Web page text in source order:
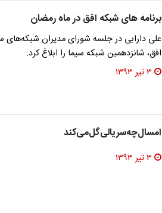
برنامه های شبکه افق در ماه رمضان
علی دارابی در جلسه شورای مدیران شبکه‌های
افق، شانزدهمین شبکه سیما را ابلاغ کرد.
۳ تیر ۱۳۹۳
امسال‌چه‌سریالی‌گل‌می‌کند
۳ تیر ۱۳۹۳